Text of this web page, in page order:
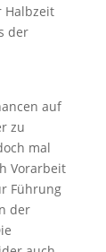
Halbzeit
der
auf
zu
mal
Vorarbeit
Führung
der